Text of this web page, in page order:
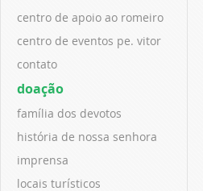
centro de apoio ao romeiro
centro de eventos pe. vitor
contato
doação
família dos devotos
história de nossa senhora
imprensa
locais turísticos